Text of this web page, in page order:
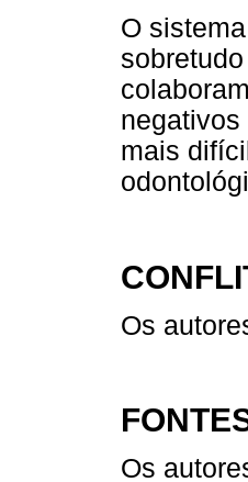
O
mais
Os
Os